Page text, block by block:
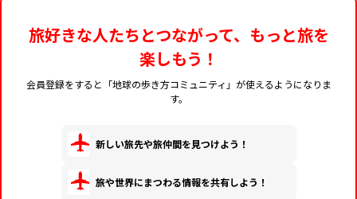
旅好きな人たちとつながって、もっと旅を
楽しもう！
会員登録をすると「地球の歩き方コミュニティ」が使えるようになりま
す。
新しい旅先や旅仲間を見つけよう！
旅や世界にまつわる情報を共有しよう！